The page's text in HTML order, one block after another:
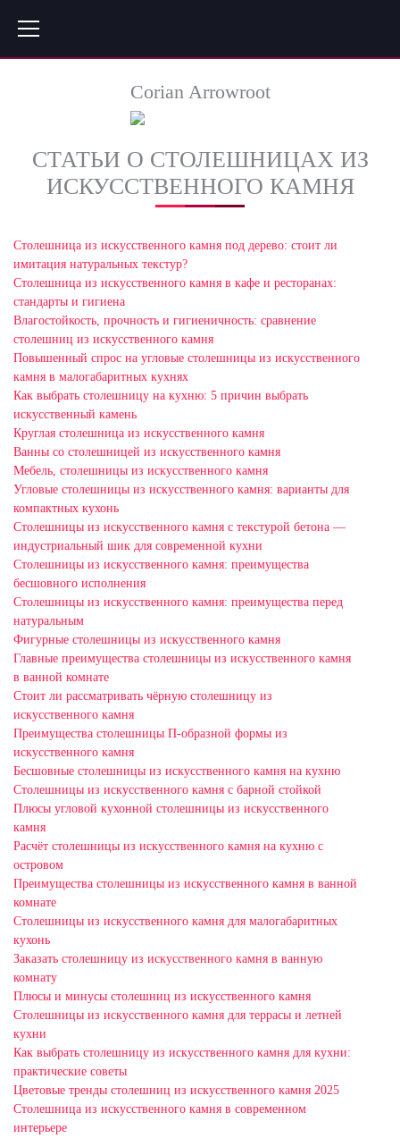
Corian Arrowroot
СТАТЬИ О СТОЛЕШНИЦАХ ИЗ
ИСКУССТВЕННОГО КАМНЯ
Столешница из искусственного камня под дерево: стоит ли
имитация натуральных текстур?
Столешница из искусственного камня в кафе и ресторанах:
стандарты и гигиена
Влагостойкость, прочность и гигиеничность: сравнение
столешниц из искусственного камня
Повышенный спрос на угловые столешницы из искусственного
камня в малогабаритных кухнях
Как выбрать столешницу на кухню: 5 причин выбрать
искусственный камень
Круглая столешница из искусственного камня
Ванны со столешницей из искусственного камня
Мебель, столешницы из искусственного камня
Угловые столешницы из искусственного камня: варианты для
компактных кухонь
Столешницы из искусственного камня с текстурой бетона —
индустриальный шик для современной кухни
Столешницы из искусственного камня: преимущества
бесшовного исполнения
Столешницы из искусственного камня: преимущества перед
натуральным
Фигурные столешницы из искусственного камня
Главные преимущества столешницы из искусственного камня
в ванной комнате
Стоит ли рассматривать чёрную столешницу из
искусственного камня
Преимущества столешницы П-образной формы из
искусственного камня
Бесшовные столешницы из искусственного камня на кухню
Столешницы из искусственного камня с барной стойкой
Плюсы угловой кухонной столешницы из искусственного
камня
Расчёт столешницы из искусственного камня на кухню с
островом
Преимущества столешницы из искусственного камня в ванной
комнате
Столешницы из искусственного камня для малогабаритных
кухонь
Заказать столешницу из искусственного камня в ванную
комнату
Плюсы и минусы столешниц из искусственного камня
Столешницы из искусственного камня для террасы и летней
кухни
Как выбрать столешницу из искусственного камня для кухни:
практические советы
Цветовые тренды столешниц из искусственного камня 2025
Столешница из искусственного камня в современном
интерьере